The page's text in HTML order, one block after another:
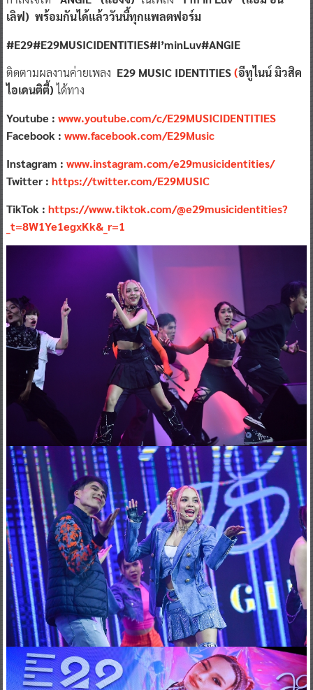
เลิฟ) พร้อมกันได้แล้ววันนี้ทุกแพลตฟอร์ม
#E29#E29MUSICIDENTITIES#I’minLuv#ANGIE
ติดตามผลงานค่ายเพลง E29 MUSIC IDENTITIES(อีทูไนน์ มิวสิค
ไอเดนติตี้)ได้ทาง
Youtube : www.youtube.com/c/E29MUSICIDENTITIES
Facebook : www.facebook.com/E29Music
Instagram : www.instagram.com/e29musicidentities/
Twitter : https://twitter.com/E29MUSIC
TikTok : https://www.tiktok.com/@e29musicidentities?
_t=8W1Ye1egxKk&_r=1